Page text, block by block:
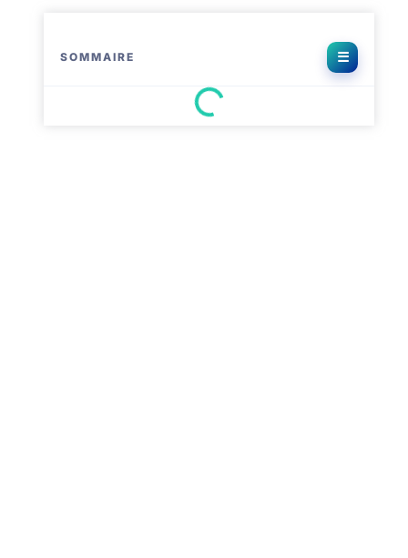
SOMMAIRE